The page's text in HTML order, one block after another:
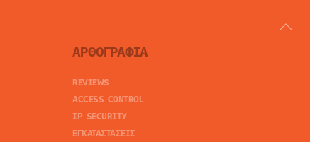
ΑΡΘΟΓΡΑΦΙΑ
REVIEWS
ACCESS CONTROL
IP SECURITY
ΕΓΚΑΤΑΣΤΑΣΕΙΣ